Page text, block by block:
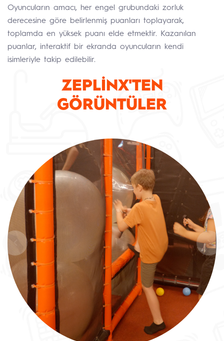
Oyuncuların amacı, her engel grubundaki zorluk
derecesine göre belirlenmiş puanları toplayarak,
toplamda en yüksek puanı elde etmektir. Kazanılan
puanlar, interaktif bir ekranda oyuncuların kendi
isimleriyle takip edilebilir.
ZEPLİNX'TEN
GÖRÜNTÜLER